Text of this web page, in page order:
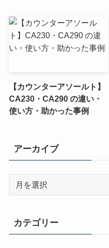
【カウンターアソールト】
CA230・CA290 の違い・
使い方・助かった事例
アーカイブ
ブ
カテゴリー